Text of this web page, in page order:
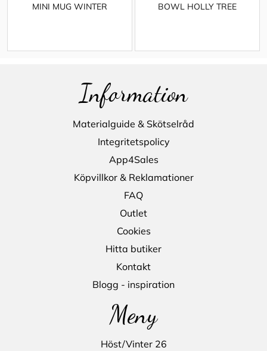
MINI MUG WINTER BOWL HOLLY TREE
Information
Materialguide & Skötselråd
Integritetspolicy
App4Sales
Köpvillkor & Reklamationer
FAQ
Outlet
Cookies
Hitta butiker
Kontakt
Blogg - inspiration
Meny
Höst/Vinter 26